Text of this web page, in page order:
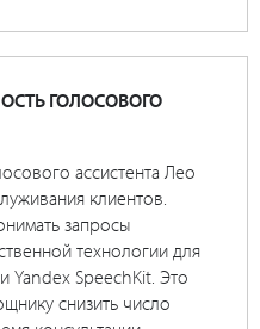
ГОЛОСОВОГО
ассистента Лео
клиентов.
запросы
технологии для
Yandex SpeechKit. Это
снизить число